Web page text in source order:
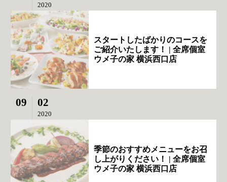
2020
スタートしたばかりのコースを
ご紹介いたします！ | 全席個室
ウメ子の家 横浜西口店
09 02
2020
季節のおすすめメニューをお召
し上がりください！ | 全席個室
ウメ子の家 横浜西口店